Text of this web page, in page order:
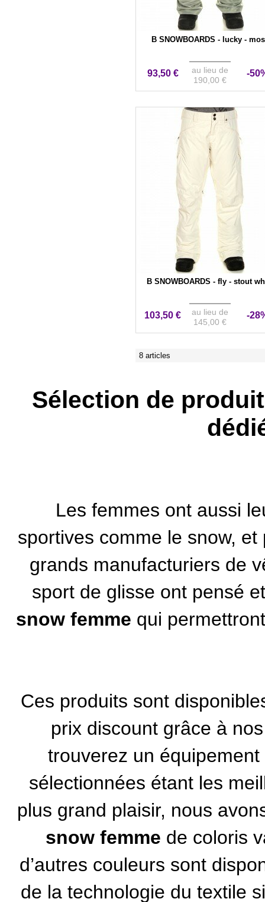
B SNOWBOARDS - lucky -
93,50 €
au lieu de
190,00 €
-
B SNOWBOARDS - fly - stout
103,50 €
au lieu de
145,00 €
-
8 articles
Sélection de
Les femmes ont aussi
sportives comme le snow,
grands manufacturiers de
sport de glisse ont pensé
snow femme qui
Ces produits sont
prix discount grâce à
trouverez un
sélectionnées étant les
plus grand plaisir, nous
snow femme de coloris
d’autres couleurs sont
de la technologie du textile